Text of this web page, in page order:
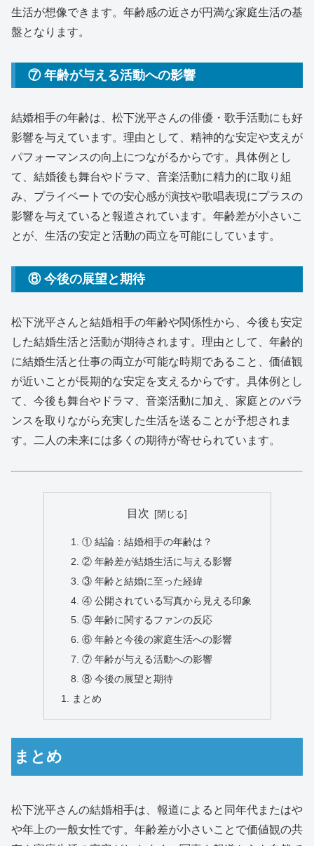
生活が想像できます。年齢感の近さが円満な家庭生活の基
盤となります。
⑦ 年齢が与える活動への影響
結婚相手の年齢は、松下洸平さんの俳優・歌手活動にも好
影響を与えています。理由として、精神的な安定や支えが
パフォーマンスの向上につながるからです。具体例とし
て、結婚後も舞台やドラマ、音楽活動に精力的に取り組
み、プライベートでの安心感が演技や歌唱表現にプラスの
影響を与えていると報道されています。年齢差が小さいこ
とが、生活の安定と活動の両立を可能にしています。
⑧ 今後の展望と期待
松下洸平さんと結婚相手の年齢や関係性から、今後も安定
した結婚生活と活動が期待されます。理由として、年齢的
に結婚生活と仕事の両立が可能な時期であること、価値観
が近いことが長期的な安定を支えるからです。具体例とし
て、今後も舞台やドラマ、音楽活動に加え、家庭とのバラ
ンスを取りながら充実した生活を送ることが予想されま
す。二人の未来には多くの期待が寄せられています。
目次
① 結論：結婚相手の年齢は？
② 年齢差が結婚生活に与える影響
③ 年齢と結婚に至った経緯
④ 公開されている写真から見える印象
⑤ 年齢に関するファンの反応
⑥ 年齢と今後の家庭生活への影響
⑦ 年齢が与える活動への影響
⑧ 今後の展望と期待
まとめ
まとめ
松下洸平さんの結婚相手は、報道によると同年代またはや
や年上の一般女性です。年齢差が小さいことで価値観の共